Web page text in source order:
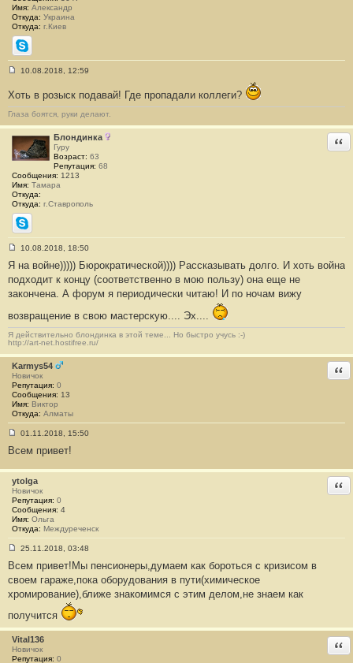
2
4
Имя: Александр
Откуда: Украина
Откуда: г.Киев
Skype
о
б
щ
е
н
и
е
#
1
3
2
5
10.08.2018, 12:59
Хоть в розыск подавай! Где пропадали коллеги?
Глаза боятся, руки делают.
Блондинка
Гуру
Возраст: 63
Репутация: 68
Сообщения: 1213
Имя: Тамара
Откуда:
Откуда: г.Ставрополь
Skype
о
б
щ
и
е
#
1
3
2
6
10.08.2018, 18:50
Я на войне))))) Бюрократической)))) Рассказывать долго. И хоть война
подходит к концу (соответственно в мою пользу) она еще не
закончена. А форум я периодически читаю! И по ночам вижу
возвращение в свою мастерскую.... Эх....
Я действительно блондинка в этой теме... Но быстро учусь :-)
http://art-net.hostifree.ru/
Karmys54
Новичок
Репутация: 0
Сообщения: 13
Имя: Виктор
Откуда: Алматы
о
б
щ
е
и
е
#
2
7
01.11.2018, 15:50
Всем привет!
ytolga
Новичок
Репутация: 0
Сообщения: 4
Имя: Ольга
Откуда: Междуреченск
о
б
щ
н
и
е
#
1
3
25.11.2018, 03:48
Всем привет!Мы пенсионеры,думаем как бороться с кризисом в
своем гараже,пока оборудования в пути(химическое
хромирование),ближе знакомимся с этим делом,не знаем как
получится
Vital136
Новичок
Репутация: 0